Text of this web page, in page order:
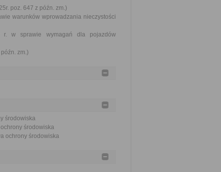
poz. 647 z późn. zm.)
warunków wprowadzania nieczystości
r. w sprawie wymagań dla pojazdów
zm.)
środowiska
środowiska
ochrony środowiska